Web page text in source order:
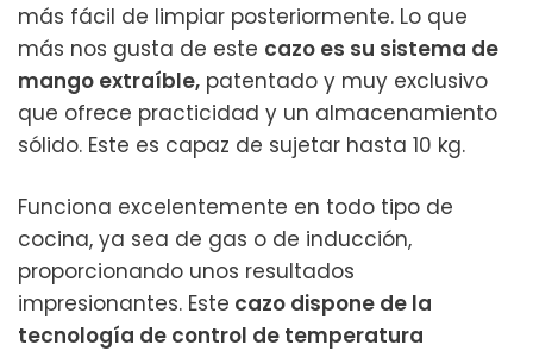
más fácil de limpiar posteriormente. Lo que
más nos gusta de este cazo es su sistema de
mango extraíble, patentado y muy exclusivo
que ofrece practicidad y un almacenamiento
sólido. Este es capaz de sujetar hasta 10 kg.
Funciona excelentemente en todo tipo de
cocina, ya sea de gas o de inducción,
proporcionando unos resultados
impresionantes. Este cazo dispone de la
tecnología de control de temperatura